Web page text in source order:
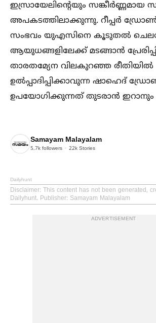
ഇസ്രായേലിന്റെയും സങ്കീർണ്ണമായ
അപകടത്തിലാക്കുന്നു. റീപ്പർ
സംഭവം യുഎസിനെ കൂടുതല്‍
ആയുധങ്ങളിലേക്ക് മടങ്ങാൻ
താരതമ്യേന വിലകുറഞ്ഞ രീതിയില്‍
ഉല്‍പ്പാദിപ്പിക്കാവുന്ന ഷാഹെദ്
ഉപയോഗിക്കുന്നത് തുടരാൻ ഇറാനും
Samayam Malayalam
5.7k followers 22k Stories
Dailyhunt
Disclaimer: This content has not been generated,
Dailyhunt. Publisher: Samayam Malayalam
ADVERTISEMENT